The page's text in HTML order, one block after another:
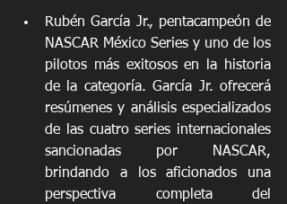
Rubén García Jr., pentacampeón de
NASCAR México Series y uno de los
pilotos más exitosos en la historia
de la categoría. García Jr. ofrecerá
resúmenes y análisis especializados
de las cuatro series internacionales
sancionadas por NASCAR,
brindando a los aficionados una
perspectiva completa del